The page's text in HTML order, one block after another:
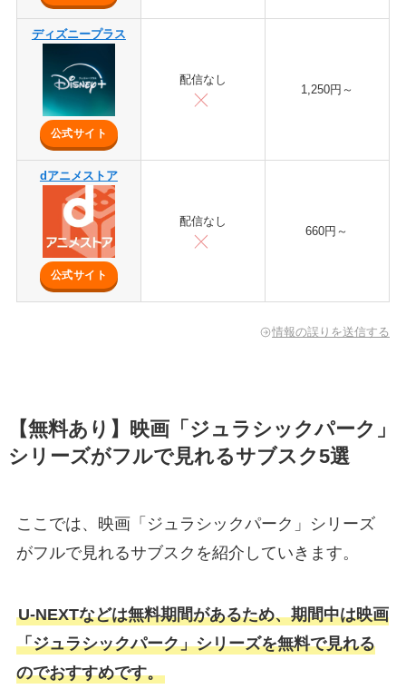
ディズニープラス
公式サイト
配信なし
1,250円～
dアニメストア
公式サイト
配信なし
660円～
情報の誤りを送信する
【無料あり】映画「ジュラシックパーク」
シリーズがフルで見れるサブスク5選
ここでは、映画「ジュラシックパーク」シリーズ
がフルで見れるサブスクを紹介していきます。
U-NEXTなどは無料期間があるため、期間中は映画
「ジュラシックパーク」シリーズを無料で見れる
のでおすすめです。